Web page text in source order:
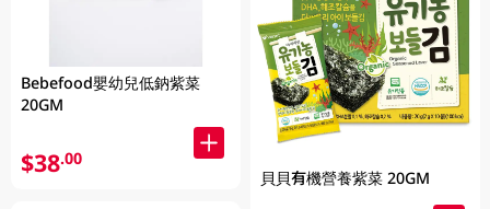
Bebefood嬰幼兒低鈉紫菜
20GM
$38.00
貝貝有機營養紫菜 20GM